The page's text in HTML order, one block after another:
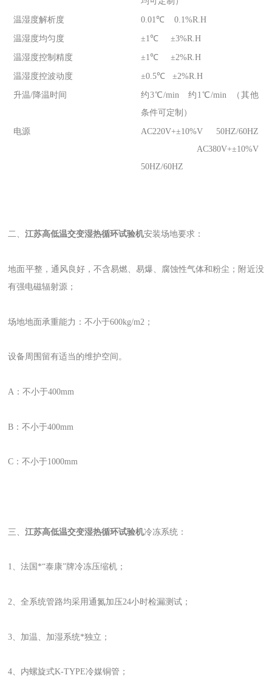
温湿度解析度 0.01℃ 0.1%R.H
温湿度均匀度 ±1℃ ±3%R.H
温湿度控制精度 ±1℃ ±2%R.H
温湿度控波动度 ±0.5℃ ±2%R.H
升温/降温时间
约3℃/min 约1℃/min （其他
条件可定制）
电源
AC220V+±10%V 50HZ/60HZ
AC380V+±10%V
50HZ/60HZ
二、江苏高低温交变湿热循环试验机安装场地要求：
地面平整，通风良好，不含易燃、易爆、腐蚀性气体和粉尘；附近没
有强电磁辐射源；
场地地面承重能力：不小于600kg/m2；
设备周围留有适当的维护空间。
A：不小于400mm
B：不小于400mm
C：不小于1000mm
三、江苏高低温交变湿热循环试验机冷冻系统：
1、法国*“泰康”牌冷冻压缩机；
2、全系统管路均采用通氮加压24小时检漏测试；
3、加温、加湿系统*独立；
4、内螺旋式K-TYPE冷媒铜管；